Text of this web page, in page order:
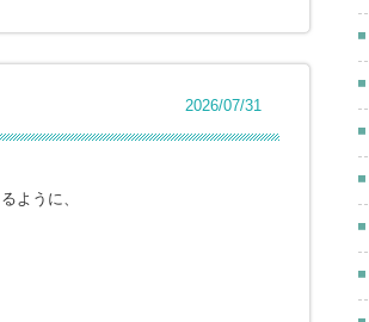
2026/07/31
ように、